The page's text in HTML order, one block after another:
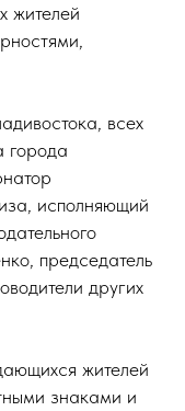
жителей
всех
города
исполняющий
председатель
других
жителей
знаками и